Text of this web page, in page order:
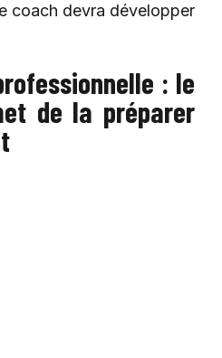
coach devra développer
: le
de la préparer